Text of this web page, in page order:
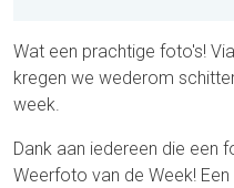
Wat een prachtige foto's!
kregen we wederom
week.
Dank aan iedereen die een
Weerfoto van de Week!